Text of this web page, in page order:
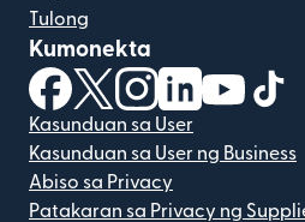
Tulong
Kumonekta
(bubukas sa bagong
(bubukas sa bagong
(bubukas sa
(bubukas
Kasunduan sa User
Kasunduan sa User ng Business
Abiso sa Privacy
Patakaran sa Privacy ng